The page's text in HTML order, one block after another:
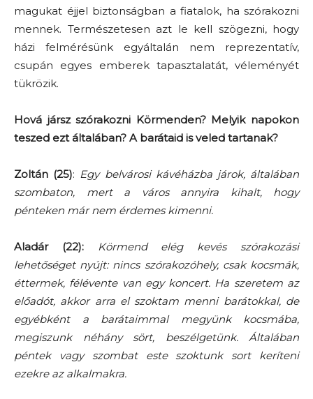
magukat éjjel biztonságban a fiatalok, ha szórakozni
mennek. Természetesen azt le kell szögezni, hogy
házi felmérésünk egyáltalán nem reprezentatív,
csupán egyes emberek tapasztalatát, véleményét
tükrözik.
Hová jársz szórakozni Körmenden? Melyik napokon
teszed ezt általában? A barátaid is veled tartanak?
Zoltán (25): Egy belvárosi kávéházba járok, általában
szombaton, mert a város annyira kihalt, hogy
pénteken már nem érdemes kimenni.
Aladár (22):
Körmend elég kevés szórakozási
lehetőséget nyújt: nincs szórakozóhely, csak kocsmák,
éttermek, félévente van egy koncert. Ha szeretem az
előadót, akkor arra el szoktam menni barátokkal, de
egyébként a barátaimmal megyünk kocsmába,
megiszunk néhány sört, beszélgetünk. Általában
péntek vagy szombat este szoktunk sort keríteni
ezekre az alkalmakra.